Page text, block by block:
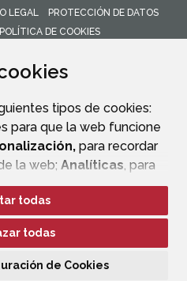
tipos de cookies:
para que la web funcione
para recordar
la web; Analíticas, para
de la web y sus servicios.
“Aceptar todas”
su uso. Si pulsa el botón
las cookies técnicas
todas
todas
de Cookies
LEGAL
PROTECCIÓN DE DATOS
POLÍTICA DE COOKIES